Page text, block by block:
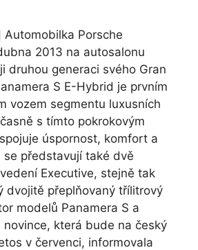
Automobilka Porsche
2013 na autosalonu
druhou generaci svého Gran
S E-Hybrid je prvním
vozem segmentu luxusních
s tímto pokrokovým
úspornost, komfort a
se představují také dvě
Executive, stejně tak
dvojitě přeplňovaný třílitrový
modelů Panamera S a
novince, která bude na český
v červenci, informovala